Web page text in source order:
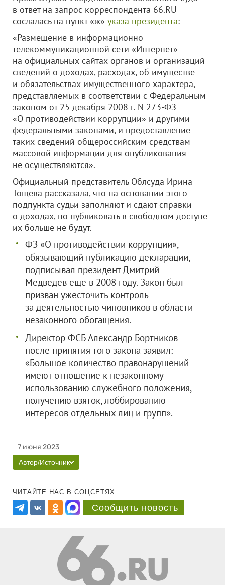
в ответ на запрос корреспондента 66.RU
сослалась на пункт «ж» указа президента:
«Размещение в информационно-
телекоммуникационной сети «Интернет»
на официальных сайтах органов и организаций
сведений о доходах, расходах, об имуществе
и обязательствах имущественного характера,
представляемых в соответствии с Федеральным
законом от 25 декабря 2008 г. N 273-ФЗ
«О противодействии коррупции» и другими
федеральными законами, и предоставление
таких сведений общероссийским средствам
массовой информации для опубликования
не осуществляются».
Официальный представитель Облсуда Ирина
Тощева рассказала, что на основании этого
подпункта судьи заполняют и сдают справки
о доходах, но публиковать в свободном доступе
их больше не будут.
ФЗ «О противодействии коррупции»,
обязывающий публикацию декларации,
подписывал президент Дмитрий
Медведев еще в 2008 году. Закон был
призван ужесточить контроль
за деятельностью чиновников в области
незаконного обогащения.
Директор ФСБ Александр Бортников
после принятия того закона заявил:
«Большое количество правонарушений
имеют отношение к незаконному
использованию служебного положения,
получению взяток, лоббированию
интересов отдельных лиц и групп».
7 июня 2023
Автор/Источник
ЧИТАЙТЕ НАС В СОЦСЕТЯХ:
Сообщить новость